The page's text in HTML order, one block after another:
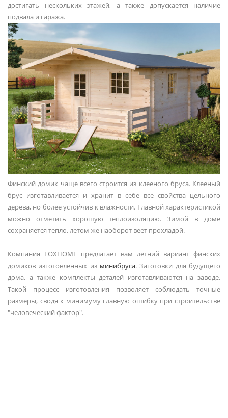
достигать нескольких этажей, а также допускается наличие
подвала и гаража.
Финский домик чаще всего строится из клееного бруса. Клееный
брус изготавливается и хранит в себе все свойства цельного
дерева, но более устойчив к влажности. Главной характеристикой
можно отметить хорошую теплоизоляцию. Зимой в доме
сохраняется тепло, летом же наоборот веет прохладой.
Компания FOXHOME предлагает вам летний вариант финских
домиков изготовленных из минибруса. Заготовки для будущего
дома, а также комплекты деталей изготавливаются на заводе.
Такой процесс изготовления позволяет соблюдать точные
размеры, сводя к минимуму главную ошибку при строительстве
"человеческий фактор".